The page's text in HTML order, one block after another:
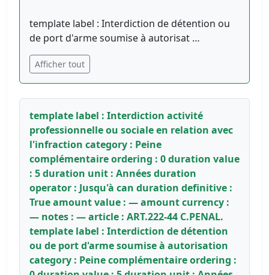
template label : Interdiction de détention ou
de port d'arme soumise à autorisat …
Afficher tout
template label : Interdiction activité
professionnelle ou sociale en relation avec
l'infraction category : Peine
complémentaire ordering : 0 duration value
: 5 duration unit : Années duration
operator : Jusqu'à can duration definitive :
True amount value : — amount currency :
— notes : — article : ART.222-44 C.PENAL.
template label : Interdiction de détention
ou de port d'arme soumise à autorisation
category : Peine complémentaire ordering :